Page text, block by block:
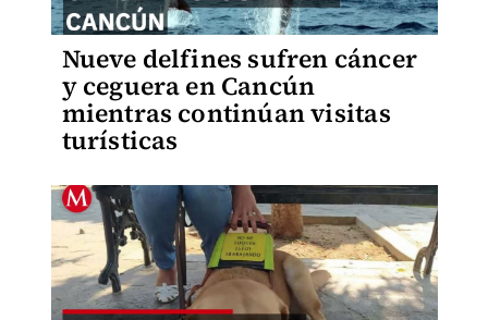
Nueve delfines sufren cáncer
y ceguera en Cancún
mientras continúan visitas
turísticas